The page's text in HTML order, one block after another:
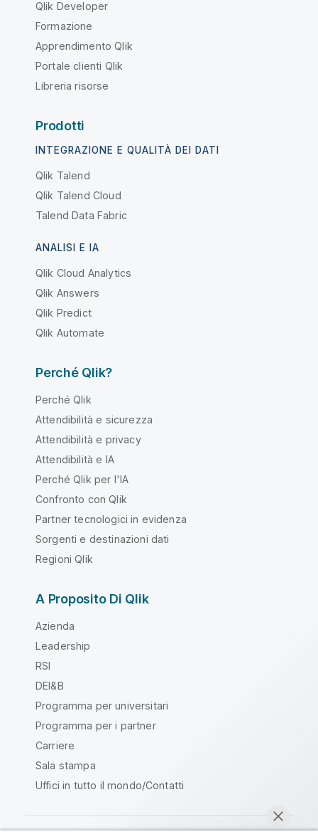
Qlik Developer
Formazione
Apprendimento Qlik
Portale clienti Qlik
Libreria risorse
Prodotti
INTEGRAZIONE E QUALITÀ DEI DATI
Qlik Talend
Qlik Talend Cloud
Talend Data Fabric
ANALISI E IA
Qlik Cloud Analytics
Qlik Answers
Qlik Predict
Qlik Automate
Perché Qlik?
Perché Qlik
Attendibilità e sicurezza
Attendibilità e privacy
Attendibilità e IA
Perché Qlik per l'IA
Confronto con Qlik
Partner tecnologici in evidenza
Sorgenti e destinazioni dati
Regioni Qlik
A Proposito Di Qlik
Azienda
Leadership
RSI
DEI&B
Programma per universitari
Programma per i partner
Carriere
Sala stampa
Uffici in tutto il mondo/Contatti